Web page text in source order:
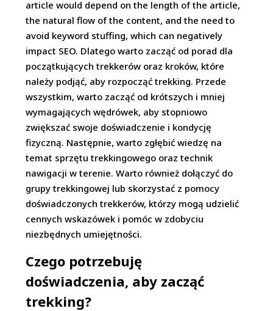
article would depend on the length of the article,
the natural flow of the content, and the need to
avoid keyword stuffing, which can negatively
impact SEO. Dlatego warto zacząć od porad dla
początkujących trekkerów oraz kroków, które
należy podjąć, aby rozpocząć trekking. Przede
wszystkim, warto zacząć od krótszych i mniej
wymagających wędrówek, aby stopniowo
zwiększać swoje doświadczenie i kondycję
fizyczną. Następnie, warto zgłębić wiedzę na
temat sprzętu trekkingowego oraz technik
nawigacji w terenie. Warto również dołączyć do
grupy trekkingowej lub skorzystać z pomocy
doświadczonych trekkerów, którzy mogą udzielić
cennych wskazówek i pomóc w zdobyciu
niezbędnych umiejętności.
Czego potrzebuję
doświadczenia, aby zacząć
trekking?